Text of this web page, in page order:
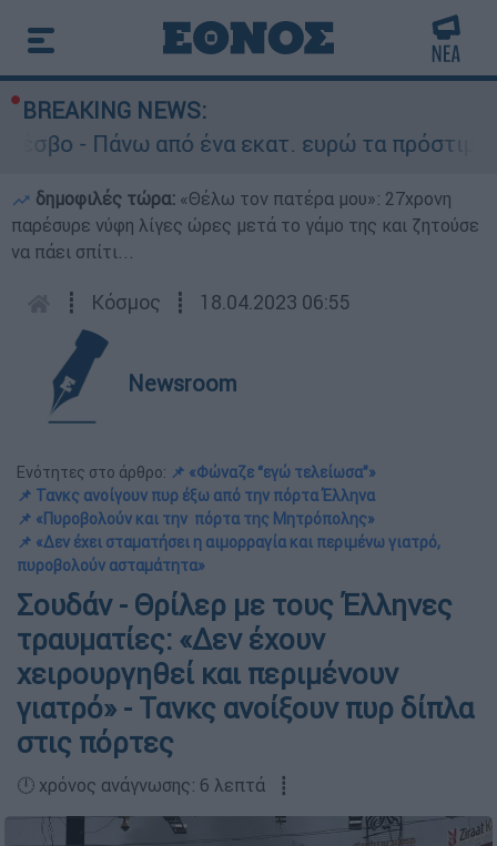
BREAKING NEWS:
από ένα εκατ. ευρώ τα πρόστιμα από
δημοφιλές τώρα: «Θέλω τον πατέρα μου»: 27χρονη
παρέσυρε νύφη λίγες ώρες μετά το γάμο της και ζητούσε
να πάει σπίτι...
┋ Κόσμος ┋ 18.04.2023 06:55
Newsroom
Ενότητες στο άρθρο: 📌 «Φώναζε “εγώ τελείωσα”»
📌 Τανκς ανοίγουν πυρ έξω από την πόρτα Έλληνα
📌 «Πυροβολούν και την πόρτα της Μητρόπολης»
📌 «Δεν έχει σταματήσει η αιμορραγία και περιμένω γιατρό,
πυροβολούν ασταμάτητα»
Σουδάν - Θρίλερ με τους Έλληνες
τραυματίες: «Δεν έχουν
χειρουργηθεί και περιμένουν
γιατρό» - Τανκς ανοίξουν πυρ δίπλα
στις πόρτες
🕛 χρόνος ανάγνωσης: 6 λεπτά ┋